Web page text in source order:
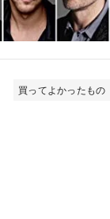
買ってよかったもの